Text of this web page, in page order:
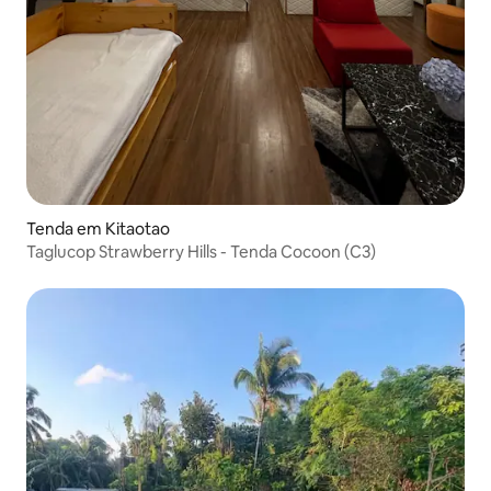
Tenda em Kitaotao
Taglucop Strawberry Hills - Tenda Cocoon (C3)